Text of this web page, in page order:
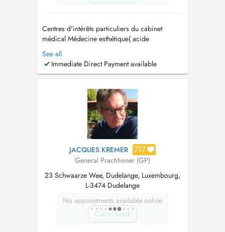
Centres d'intérêts particuliers du cabinet
médical Médecine esthétique( acide
hyaluronique, toxine botulique, peelings,
mésothérapie ,rejuvenation, microneedling) -
Médecine Générale - Nutrition/Micronutrition -
des articulations - Maladie des ve...
See all
Immediate Direct Payment available
JACQUES KREMER 717
General Practitioner (GP)
23 Schwaarze Wee, Dudelange, Luxembourg,
L-3474 Dudelange
No appointments available online
Call to book